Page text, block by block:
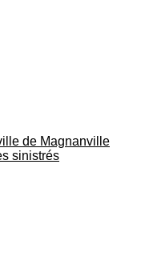
de Magnanville
sinistrés